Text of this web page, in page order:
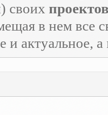
) своих
в нем все
актуальное,